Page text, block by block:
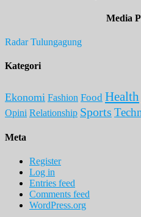
Media
Radar Tulungagung
Kategori
Ekonomi Fashion Food Health
Opini Relationship Sports
Meta
Register
Log in
Entries feed
Comments feed
WordPress.org